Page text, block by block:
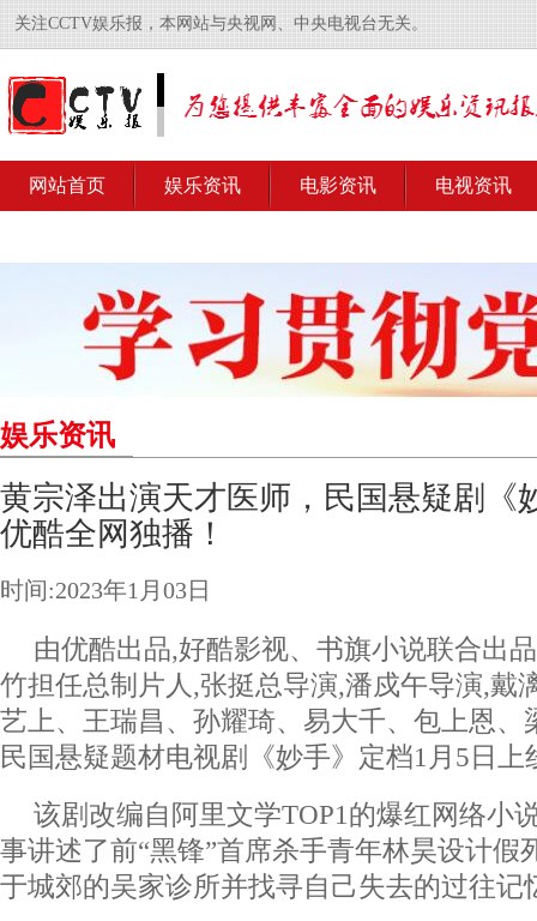
关注CCTV娱乐报，本网站与央视网、中央电视台无关。
网站首页 娱乐资讯 电影资讯 电视资讯
娱乐资讯
黄宗泽出演天才医师，民国悬疑剧《
优酷全网独播！
时间:2023年1月03日
由优酷出品,好酷影视、书旗小说联合出
竹担任总制片人,张挺总导演,潘戍午导演,戴
艺上、王瑞昌、孙耀琦、易大千、包上恩、
民国悬疑题材电视剧《妙手》定档1月5日
该剧改编自阿里文学TOP1的爆红网络小
事讲述了前“黑锋”首席杀手青年林昊设计假
于城郊的吴家诊所并找寻自己失去的过往记